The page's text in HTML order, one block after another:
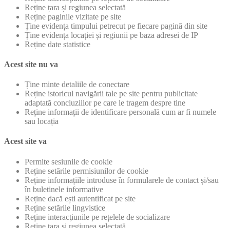
Reține țara și regiunea selectată
Reține paginile vizitate pe site
Ține evidența timpului petrecut pe fiecare pagină din site
Ține evidența locației și regiunii pe baza adresei de IP
Reține date statistice
Acest site nu va
Ține minte detaliile de conectare
Reține istoricul navigării tale pe site pentru publicitate
adaptată concluziilor pe care le tragem despre tine
Reține informații de identificare personală cum ar fi numele
sau locația
Acest site va
Permite sesiunile de cookie
Reține setările permisiunilor de cookie
Reține informațiile introduse în formularele de contact și/sau
în buletinele informative
Reține dacă ești autentificat pe site
Reține setările lingvistice
Reține interacţiunile pe rețelele de socializare
Reține țara și regiunea selectată